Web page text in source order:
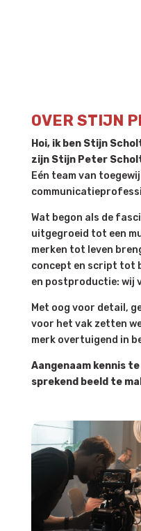
OVER STIJN
Hoi, ik ben Stijn
zijn Stijn Peter
Eén team van
Wat begon als de
uitgegroeid tot een
merken tot leven
concept en script tot
en postproductie: wij
Met oog voor detail,
voor het vak zetten
merk overtuigend in
Aangenaam kennis
sprekend beeld te